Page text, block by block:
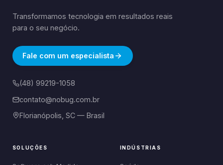
Transformamos tecnologia em resultados reais
para o seu negócio.
Fale com um especialista
(48) 99219-1058
contato@nobug.com.br
Florianópolis, SC — Brasil
SOLUÇÕES INDÚSTRIAS